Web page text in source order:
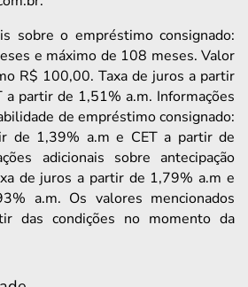
sobre o empréstimo consignado:
e máximo de 108 meses. Valor
R$ 100,00. Taxa de juros a partir
a partir de 1,51% a.m. Informações
de empréstimo consignado:
de 1,39% a.m e CET a partir de
adicionais sobre antecipação
de juros a partir de 1,79% a.m e
a.m. Os valores mencionados
das condições no momento da